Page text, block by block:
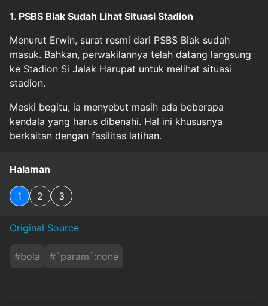
1. PSBS Biak Sudah Lihat Situasi Stadion
Menurut Erwin, surat resmi dari PSBS Biak sudah
masuk. Bahkan, perwakilannya telah datang langsung
ke Stadion Si Jalak Harupat untuk melihat situasi
stadion.
Meski begitu, ia menyebut masih ada beberapa
kendala yang harus dibenahi. Hal ini khususnya
berkaitan dengan fasilitas latihan.
Halaman
1 2 3
Original Source
#bola #`param`:none